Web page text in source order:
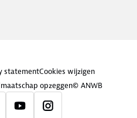
statementCookies wijzigen
opzeggen© ANWB